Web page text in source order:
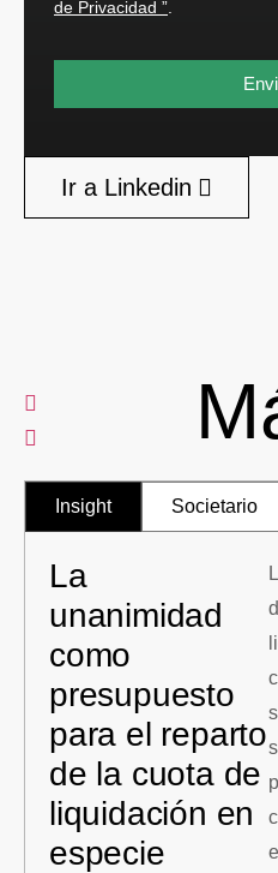
de Privacidad ”.
Ir a Linkedin
Insight Societario
La
unanimidad
como
presupuesto
para el reparto
de la cuota de
liquidación en
especie